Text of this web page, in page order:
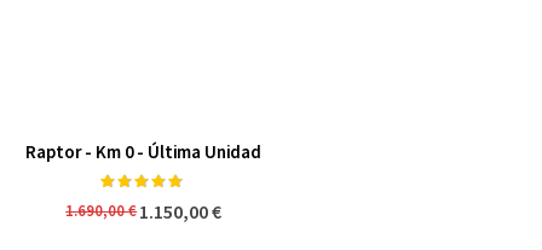
Raptor - Km 0 - Última Unidad
Valoración:
1.690,00 €1.150,00 €